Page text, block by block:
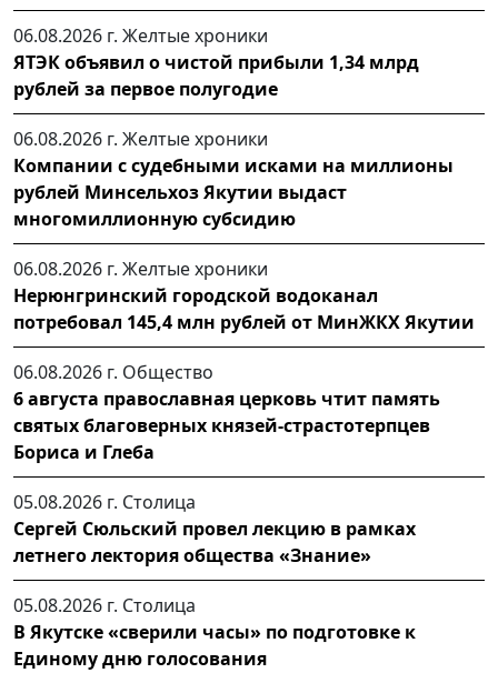
06.08.2026 г. Желтые хроники
ЯТЭК объявил о чистой прибыли 1,34 млрд
рублей за первое полугодие
06.08.2026 г. Желтые хроники
Компании с судебными исками на миллионы
рублей Минсельхоз Якутии выдаст
многомиллионную субсидию
06.08.2026 г. Желтые хроники
Нерюнгринский городской водоканал
потребовал 145,4 млн рублей от МинЖКХ Якутии
06.08.2026 г. Общество
6 августа православная церковь чтит память
святых благоверных князей-страстотерпцев
Бориса и Глеба
05.08.2026 г. Столица
Сергей Сюльский провел лекцию в рамках
летнего лектория общества «Знание»
05.08.2026 г. Столица
В Якутске «сверили часы» по подготовке к
Единому дню голосования